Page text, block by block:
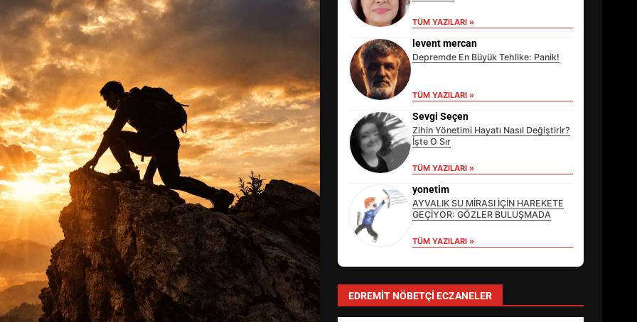
TÜM YAZILARI »
levent mercan
Depremde En Büyük Tehlike: Panik!
TÜM YAZILARI »
Sevgi Seçen
Zihin Yönetimi Hayatı Nasıl Değiştirir?
İşte O Sır
TÜM YAZILARI »
yonetim
AYVALIK SU MİRASI İÇİN HAREKETE
GEÇİYOR: GÖZLER BULUŞMADA
TÜM YAZILARI »
EDREMIT NÖBETÇI ECZANELER
EİB’DE KRİTİK ATAMA:
SÜRDÜRÜLEBİLİRLİKTE NE
DEĞİŞECEK?
4
EDREMİT’İN GURURU TÜRKİYE
FİNALİNDE NE BAŞARDI?